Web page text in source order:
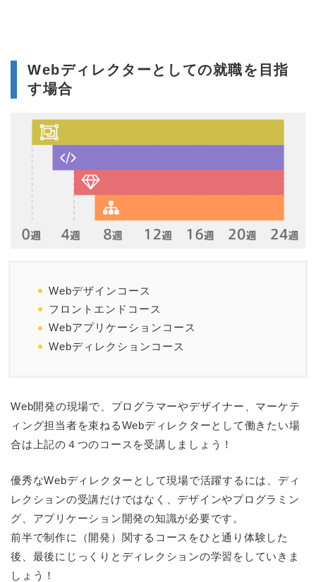
Webディレクターとしての就職を目指
す場合
Webデザインコース
フロントエンドコース
Webアプリケーションコース
Webディレクションコース
Web開発の現場で、プログラマーやデザイナー、マーケテ
ィング担当者を束ねるWebディレクターとして働きたい場
合は上記の４つのコースを受講しましょう！
優秀なWebディレクターとして現場で活躍するには、ディ
レクションの受講だけではなく、デザインやプログラミン
グ、アプリケーション開発の知識が必要です。
前半で制作に（開発）関するコースをひと通り体験した
後、最後にじっくりとディレクションの学習をしていきま
しょう！